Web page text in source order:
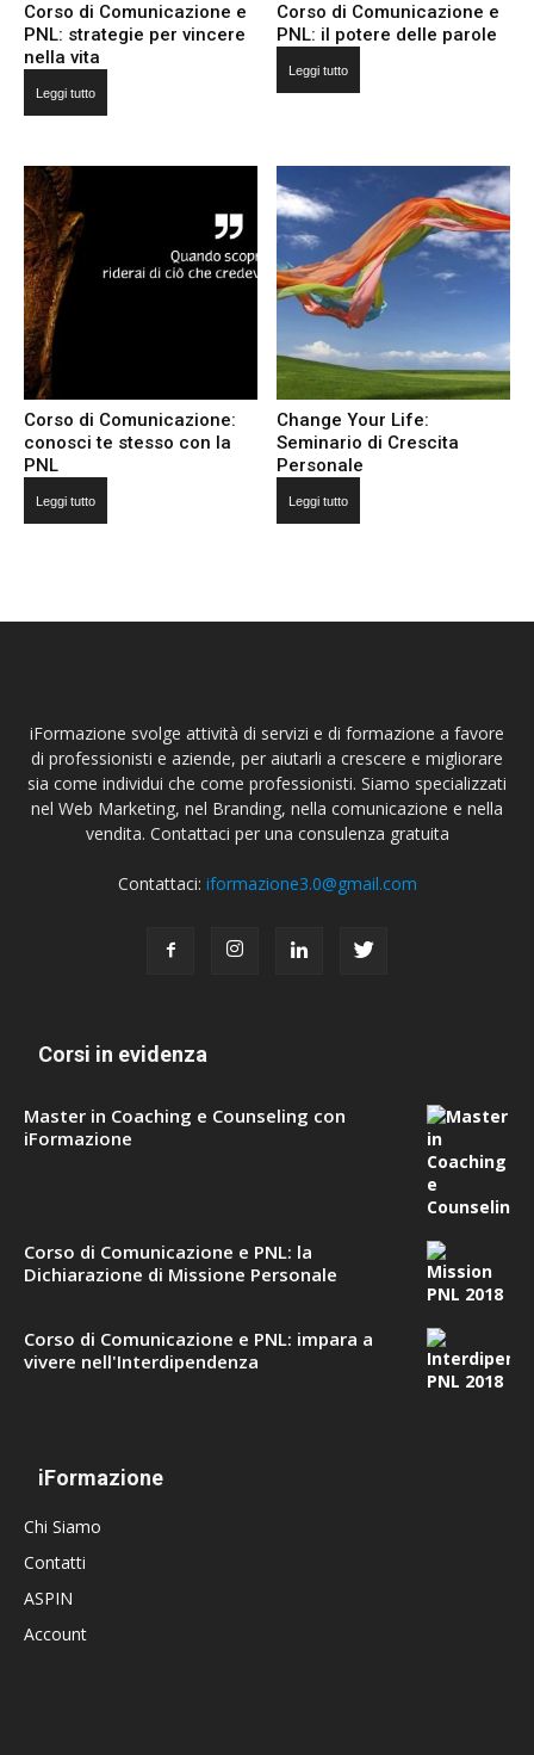
Corso di Comunicazione e
PNL: strategie per vincere
nella vita
Leggi tutto
Corso di Comunicazione e
PNL: il potere delle parole
Leggi tutto
Corso di Comunicazione:
conosci te stesso con la
PNL
Leggi tutto
Change Your Life:
Seminario di Crescita
Personale
Leggi tutto
iFormazione svolge attività di servizi e di formazione a favore
di professionisti e aziende, per aiutarli a crescere e migliorare
sia come individui che come professionisti. Siamo specializzati
nel Web Marketing, nel Branding, nella comunicazione e nella
vendita. Contattaci per una consulenza gratuita
Contattaci: iformazione3.0@gmail.com
Corsi in evidenza
Master in Coaching e Counseling con
iFormazione
Corso di Comunicazione e PNL: la
Dichiarazione di Missione Personale
Corso di Comunicazione e PNL: impara a
vivere nell'Interdipendenza
iFormazione
Chi Siamo
Contatti
ASPIN
Account